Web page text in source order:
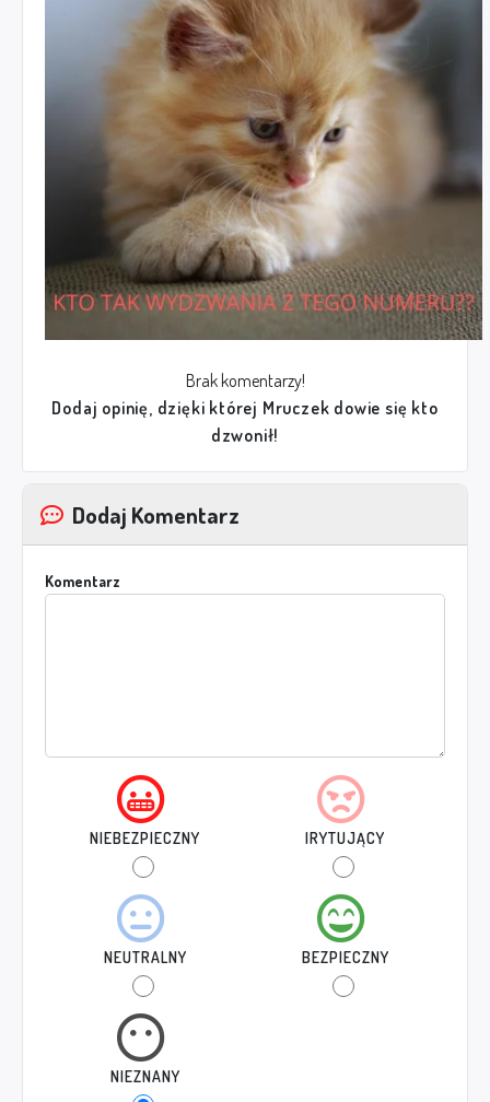
Brak komentarzy!
Dodaj opinię, dzięki której Mruczek dowie się kto
dzwonił!
Dodaj Komentarz
Komentarz
NIEBEZPIECZNY IRYTUJĄCY
NEUTRALNY BEZPIECZNY
NIEZNANY